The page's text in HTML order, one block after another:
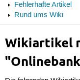
Fehlerhafte Artikel
Rund ums Wiki
Wikiartikel